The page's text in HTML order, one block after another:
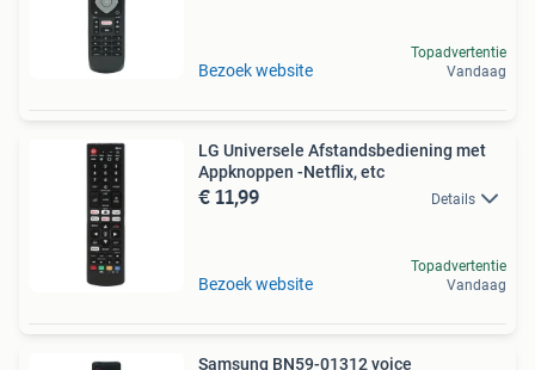
Bezoek website
Topadvertentie
Vandaag
LG Universele Afstandsbediening met
Appknoppen -Netflix, etc
€ 11,99 Details
Bezoek website
Topadvertentie
Vandaag
Samsung BN59-01312 voice